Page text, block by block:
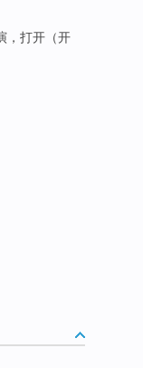
，打开（开